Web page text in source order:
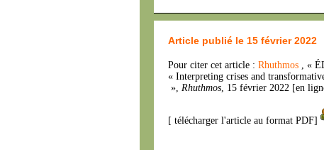
Article publié le 15 février 2022
Pour citer cet article : Rhuthmos , «
« Interpreting crises and
», Rhuthmos, 15 février 2022 [en
[ télécharger l'article au format PDF]